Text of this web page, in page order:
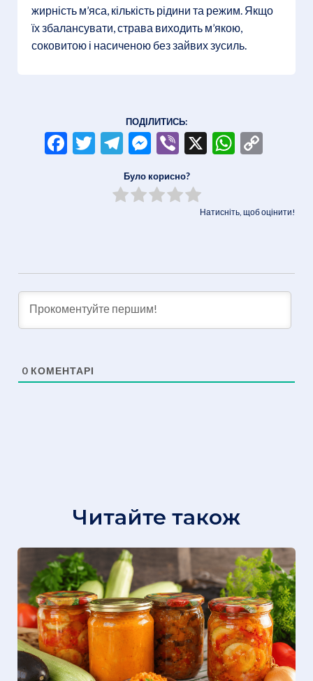
жирність м’яса, кількість рідини та режим. Якщо
їх збалансувати, страва виходить м’якою,
соковитою і насиченою без зайвих зусиль.
ПОДІЛИТИСЬ:
Facebook
Twitter
Telegram
Messenger
Viber
X
Було корисно?
Натисніть, щоб оцінити!
0 КОМЕНТАРІ
Читайте також